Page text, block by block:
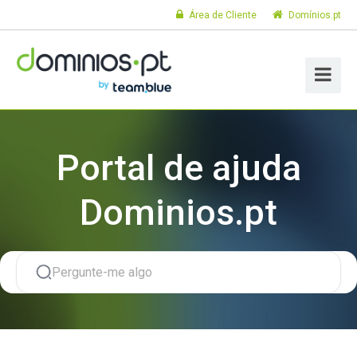
Domínios.pt
Área de Cliente
Portal de ajuda
Dominios.pt